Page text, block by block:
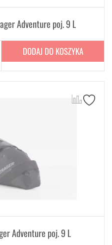
Adventure poj. 9 L
DODAJ DO KOSZYKA
Adventure poj. 9 L